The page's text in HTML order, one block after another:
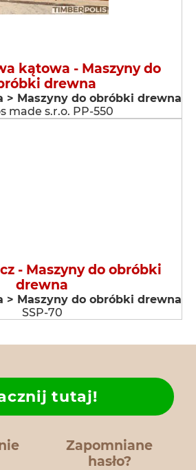
kątowa - Maszyny do
drewna
> Maszyny do obróbki drewna
made s.r.o. PP-550
- Maszyny do obróbki
drewna
> Maszyny do obróbki drewna
SSP-70
Zapomniane
hasło?
tutaj!